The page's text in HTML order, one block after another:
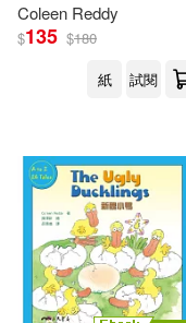
出版社
配送方式 (可複選)
可超商取貨(9)
Coleen Reddy
$135 $180
紙
試閱